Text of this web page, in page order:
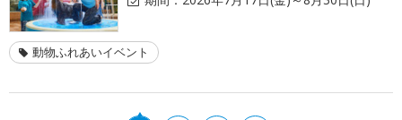
動物ふれあいイベント